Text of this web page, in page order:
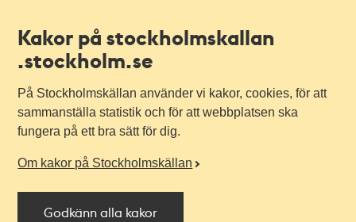
Kakor på stockholmskallan
.stockholm.se
På Stockholmskällan använder vi kakor, cookies, för att
sammanställa statistik och för att webbplatsen ska
fungera på ett bra sätt för dig.
Om kakor på Stockholmskällan
Godkänn alla kakor